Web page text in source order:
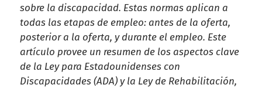
sobre la discapacidad. Estas normas aplican a
todas las etapas de empleo: antes de la oferta,
posterior a la oferta, y durante el empleo. Este
artículo provee un resumen de los aspectos clave
de la Ley para Estadounidenses con
Discapacidades (ADA) y la Ley de Rehabilitación,